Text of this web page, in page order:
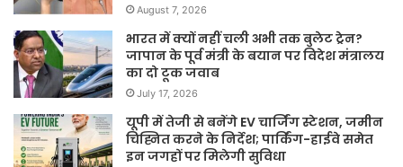
August 7, 2026
भारत में क्यों नहीं चली अभी तक बुलेट ट्रेन?
जापान के पूर्व मंत्री के बयान पर विदेश मंत्रालय
का दो टूक जवाब
July 17, 2026
यूपी में तेजी से बनेंगे EV चार्जिंग स्टेशन, जमीन
चिह्नित करने के निर्देश; पार्किंग-हाईवे समेत
इन जगहों पर मिलेगी सुविधा